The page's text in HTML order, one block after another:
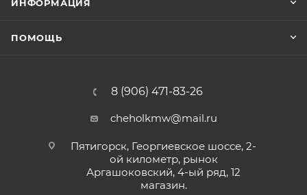
ИНФОРМАЦИЯ
ПОМОЩЬ
8 (906) 471-83-26
cheholkmw@mail.ru
Пятигорск, Георгиевское шоссе, 2-
ой километр, рынок
Аргашоковский, 4-ый ряд, 12
магазин.